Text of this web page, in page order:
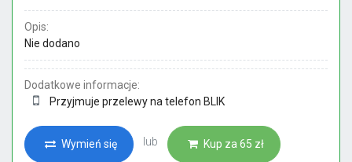
Opis:
Nie dodano
Dodatkowe informacje:
Przyjmuje przelewy na telefon BLIK
Wymień się lub Kup za 65 zł